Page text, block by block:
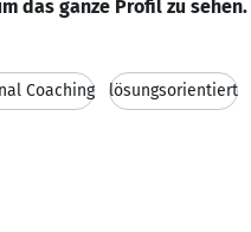
das ganze Profil zu sehen.
Coaching lösungsorientiert